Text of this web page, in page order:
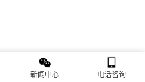
新闻中心 电话咨询